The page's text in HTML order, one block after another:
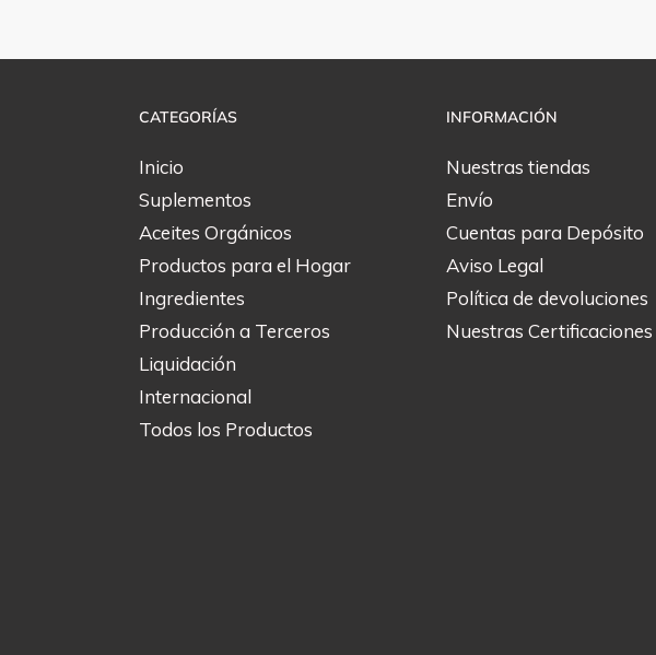
CATEGORÍAS
Inicio
Suplementos
Aceites Orgánicos
Productos para el Hogar
Ingredientes
Producción a Terceros
Liquidación
Internacional
Todos los Productos
INFORMACIÓN
Nuestras tiendas
Envío
Cuentas para Depósito
Aviso Legal
Política de devoluciones
Nuestras Certificaciones